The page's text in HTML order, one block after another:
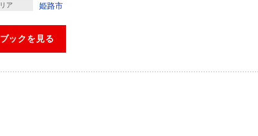
ア 姫路市
ブックを見る